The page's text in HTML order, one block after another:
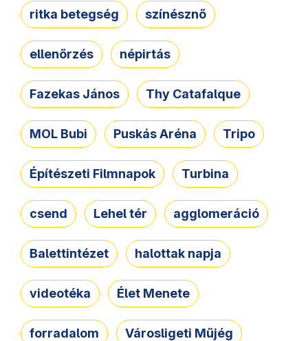
ritka betegség színésznő
ellenőrzés népirtás
Fazekas János Thy Catafalque
MOL Bubi Puskás Aréna Tripo
Építészeti Filmnapok Turbina
csend Lehel tér agglomeráció
Balettintézet halottak napja
videotéka Élet Menete
forradalom Városligeti Műjég